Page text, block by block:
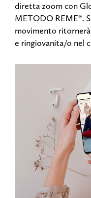
diretta zoom con
METODO REME®.
movimento
e ringiovanita/o nel